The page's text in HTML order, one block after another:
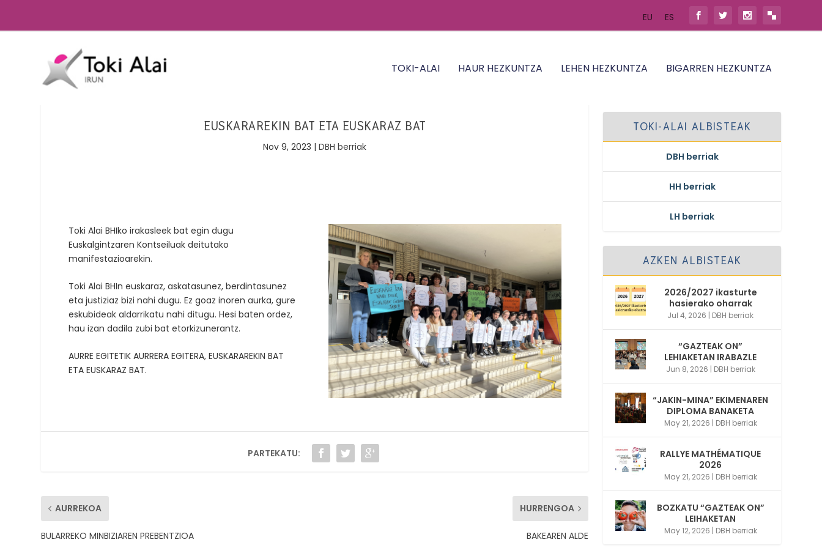
EU ES
TOKI-ALAI HAUR HEZKUNTZA LEHEN HEZKUNTZA BIGARREN HEZKUNTZA
EUSKARAREKIN BAT ETA EUSKARAZ BAT
Nov 9, 2023 |DBH berriak
Toki Alai BHIko irakasleek bat egin dugu
Euskalgintzaren Kontseiluak deitutako
manifestazioarekin.
Toki Alai BHIn euskaraz, askatasunez, berdintasunez
eta justiziaz bizi nahi dugu. Ez goaz inoren aurka, gure
eskubideak aldarrikatu nahi ditugu. Hesi baten ordez,
hau izan dadila zubi bat etorkizunerantz.
AURRE EGITETIK AURRERA EGITERA, EUSKARAREKIN BAT
ETA EUSKARAZ BAT.
PARTEKATU:
AURREKOA
BULARREKO MINBIZIAREN PREBENTZIOA
HURRENGOA
BAKEAREN ALDE
TOKI-ALAI ALBISTEAK
DBH berriak
HH berriak
LH berriak
AZKEN ALBISTEAK
2026/2027 ikasturte
hasierako oharrak
Jul 4, 2026 | DBH berriak
“GAZTEAK ON”
LEHIAKETAN IRABAZLE
Jun 8, 2026 | DBH berriak
“JAKIN-MINA” EKIMENAREN
DIPLOMA BANAKETA
May 21, 2026 | DBH berriak
RALLYE MATHÉMATIQUE
2026
May 21, 2026 | DBH berriak
BOZKATU “GAZTEAK ON”
LEIHAKETAN
May 12, 2026 | DBH berriak